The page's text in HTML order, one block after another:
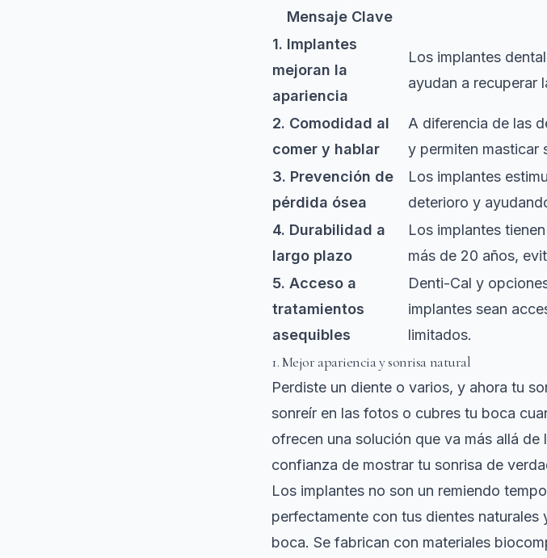
Mensaje Clave
1. Implantes
mejoran la
apariencia
Los implantes
ayudan a recuperar
2. Comodidad al
comer y hablar
A diferencia de las
y permiten masticar
3. Prevención de
pérdida ósea
Los implantes
deterioro y
4. Durabilidad a
largo plazo
Los implantes
más de 20 años,
5. Acceso a
tratamientos
asequibles
Denti-Cal y
implantes sean
limitados.
1. Mejor apariencia y sonrisa natural
Perdiste un diente o varios, y ahora tu
sonreír en las fotos o cubres tu boca
ofrecen una solución que va más allá
confianza de mostrar tu sonrisa de
Los implantes no son un remiendo
perfectamente con tus dientes naturales
boca. Se fabrican con materiales